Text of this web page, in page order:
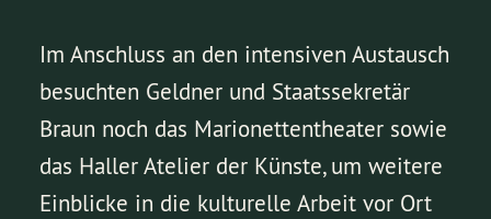
Im Anschluss an den intensiven Austausch
besuchten Geldner und Staatssekretär
Braun noch das Marionettentheater sowie
das Haller Atelier der Künste, um weitere
Einblicke in die kulturelle Arbeit vor Ort